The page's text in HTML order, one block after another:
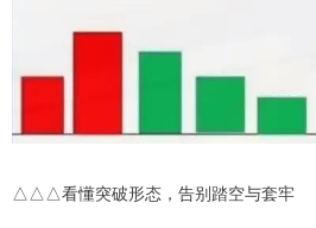
△△△看懂突破形态，告别踏空与套牢